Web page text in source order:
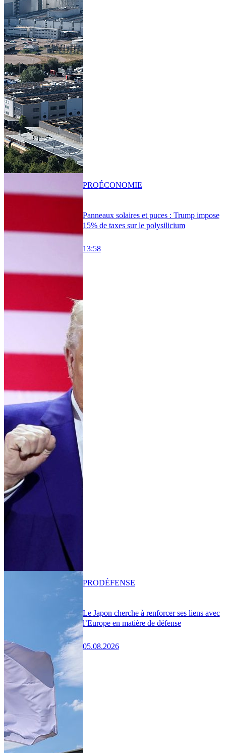
Panneaux solaires et puces : Trump impose
15% de taxes sur le polysilicium
13:58
PROÉCONOMIE
Le Japon cherche à renforcer ses liens avec
l’Europe en matière de défense
05.08.2026
PRODÉFENSE